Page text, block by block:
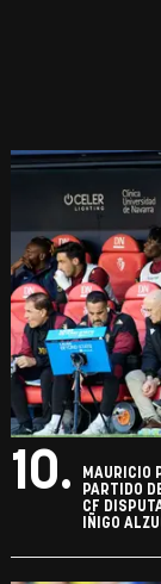
10.
MAURICIO
PARTIDO
CF
IÑIGO